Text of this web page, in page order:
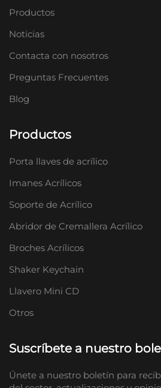
Productos
Noticias
Contacta con nosotros
Preguntas Frecuentes
Blog
Productos
Porta llaves de acrílico
Imanes Acrílicos
Soporte de Acrílico
Abridor de Cremallera Acrílico
Broches Acrílicos
Shaker Keychain
Llavero Mini CD
Otros
Suscríbete a nuestro
Únete a nuestro boletín para